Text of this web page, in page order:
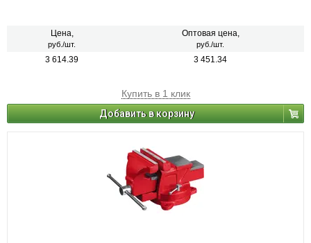
Цена,
руб./шт.
Оптовая цена,
руб./шт.
3 614.39 3 451.34
Купить в 1 клик
Добавить в корзину